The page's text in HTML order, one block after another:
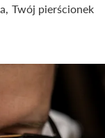
Twój pierścionek